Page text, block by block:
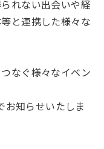
れない出会いや経
と連携した様々な
なぐ様々なイベン
お知らせいたしま